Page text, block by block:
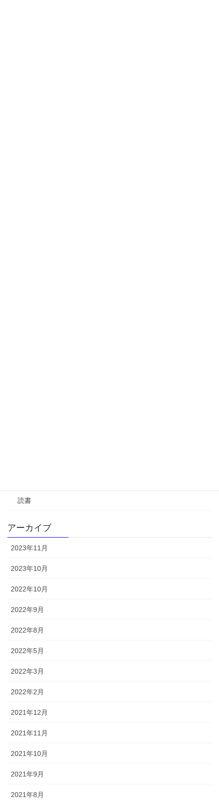
読書
アーカイブ
2023年11月
2023年10月
2022年10月
2022年9月
2022年8月
2022年5月
2022年3月
2022年2月
2021年12月
2021年11月
2021年10月
2021年9月
2021年8月